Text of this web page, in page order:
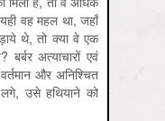
वह महल था, जहाँ
थे, तो क्या वे एक
अत्याचारों एवं
और अनिश्चित
उसे हथियाने को